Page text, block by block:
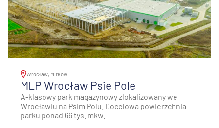
Wrocław, Mirkow
MLP Wrocław Psie Pole
A-klasowy park magazynowy zlokalizowany we
Wrocławiu na Psim Polu. Docelowa powierzchnia
parku ponad 66 tys. mkw.